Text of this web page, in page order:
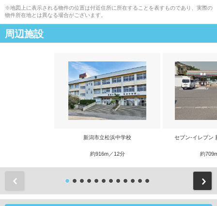
※地図上に表示される物件の位置は付近住所に所在することを表すものであり、実際の
物件所在地とは異なる場合がございます。
周辺施設
新潟市立松浜中学校
約916m／12分
セブン‐イレブン
約